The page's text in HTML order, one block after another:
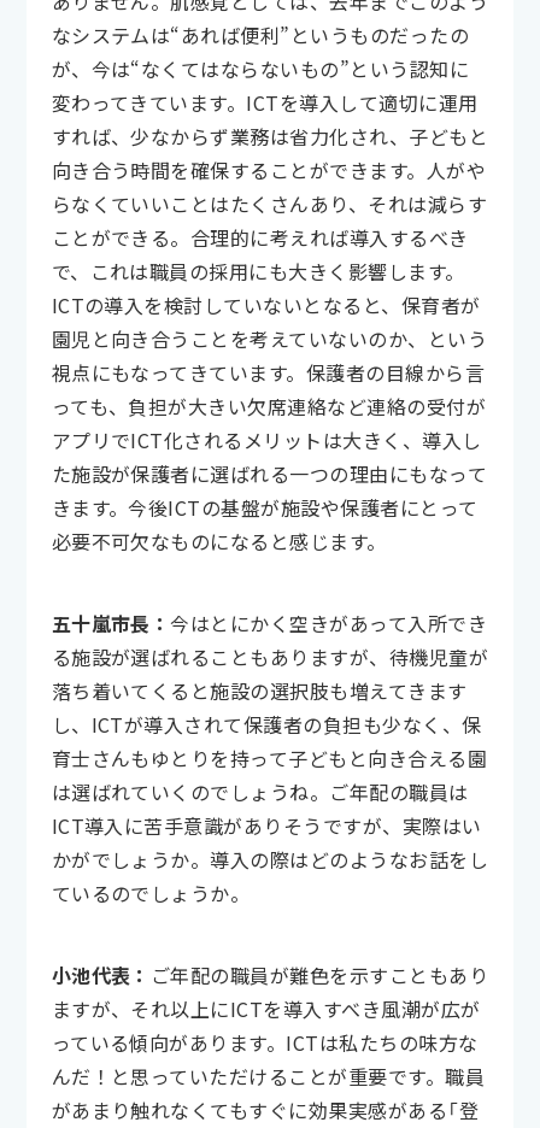
なシステムは​​“あれば便利”というものだったの
が、今は“なくてはならないもの”という認知に
変わってきています。ICTを導入して適切に運用
すれば、少なからず業務は省力化され、子どもと
向き合う時間を確保することができます。人がや
らなくていいことはたくさんあり、それは減らす
ことができる。合理的に考えれば導入するべき
で、これは職員の採用にも大きく影響します。
ICTの導入を検討していないとなると、保育者が
園児と向き合うことを考えていないのか、という
視点にもなってきています。保護者の目線から言
っても、負担が大きい欠席連絡など連絡の受付が
アプリでICT化されるメリットは大きく、導入し
た施設が保護者に選ばれる一つの理由にもなって
きます。今後ICTの基盤が施設や保護者にとって
必要不可欠なものになると感じます。
五十嵐市長：今はとにかく空きがあって入所でき
る施設が選ばれることもありますが、待機児童が
落ち着いてくると施設の選択肢も増えてきます
し、ICTが導入されて保護者の負担も少なく、保
育士さんもゆとりを持って子どもと向き合える園
は選ばれていくのでしょうね。ご年配の職員は
ICT導入に苦手意識がありそうですが、実際はい
かがでしょうか。導入の際はどのようなお話をし
ているのでしょうか。
小池代表： ご年配の職員が難色を示すこともあり
ますが、それ以上にICTを導入すべき風潮が広が
っている傾向があります。ICTは私たちの味方な
んだ！と思っていただけることが重要です。職員
があまり触れなくてもすぐに効果実感がある「登